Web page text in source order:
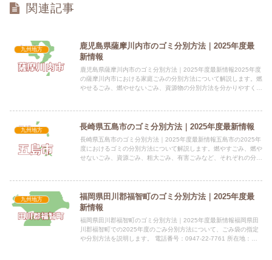
関連記事
九州地方
鹿児島県薩摩川内市のゴミ分別方法｜2025年度最
新情報
鹿児島県薩摩川内市のゴミ分別方法｜2025年度最新情報2025年度
の薩摩川内市における家庭ごみの分別方法について解説します。燃
やせるごみ、燃やせないごみ、資源物の分別方法を分かりやすくご
九州地方 長崎県五島市のゴミ分別方法｜2025年度最新情報
長崎県五島市のゴミ分別方法｜2025年度最新情報五島市の2025年
度におけるゴミの分別方法について解説します。燃やすごみ、燃や
せないごみ、資源ごみ、粗大ごみ、有害ごみなど、それぞれの分別
九州地方
福岡県田川郡福智町のゴミ分別方法｜2025年度最
新情報
福岡県田川郡福智町のゴミ分別方法｜2025年度最新情報福岡県田
川郡福智町での2025年度のごみ分別方法について、ごみ袋の指定
や分別方法を説明します。 電話番号：0947-22-7761 所在地：福